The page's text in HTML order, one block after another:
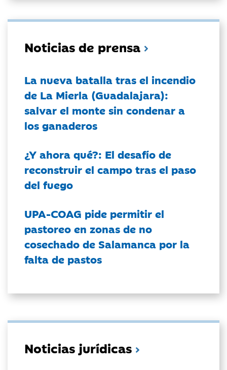
Noticias de prensa
La nueva batalla tras el incendio
de La Mierla (Guadalajara):
salvar el monte sin condenar a
los ganaderos
¿Y ahora qué?: El desafío de
reconstruir el campo tras el paso
del fuego
UPA-COAG pide permitir el
pastoreo en zonas de no
cosechado de Salamanca por la
falta de pastos
Noticias jurídicas